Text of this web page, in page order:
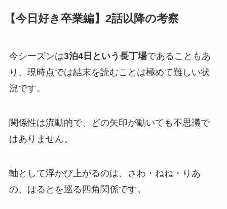
【今日好き卒業編】2話以降の考察
今シーズンは3泊4日という長丁場であることもあ
り、現時点では結末を読むことは極めて難しい状
況です。
関係性は流動的で、どの矢印が動いても不思議で
はありません。
軸として浮かび上がるのは、さわ・ねね・りあ
の、はるとを巡る四角関係です。